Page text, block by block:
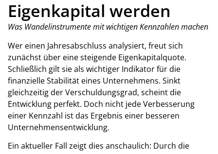
Eigenkapital werden
Was Wandelinstrumente mit wichtigen Kennzahlen machen
Wer einen Jahresabschluss analysiert, freut sich
zunächst über eine steigende Eigenkapitalquote.
Schließlich gilt sie als wichtiger Indikator für die
finanzielle Stabilität eines Unternehmens. Sinkt
gleichzeitig der Verschuldungsgrad, scheint die
Entwicklung perfekt. Doch nicht jede Verbesserung
einer Kennzahl ist das Ergebnis einer besseren
Unternehmensentwicklung.
Ein aktueller Fall zeigt dies anschaulich: Durch die